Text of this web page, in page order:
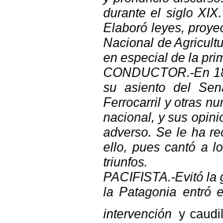
durante el siglo
Elaboró leyes,
Nacional de
en especial de la
CONDUCTOR.-En
su asiento del
Ferrocarril y otras
nacional, y sus
adverso. Se le ha
ello, pues cantó a
triunfos.
PACIFISTA.-Evitó la
la Patagonia entró
intervención y